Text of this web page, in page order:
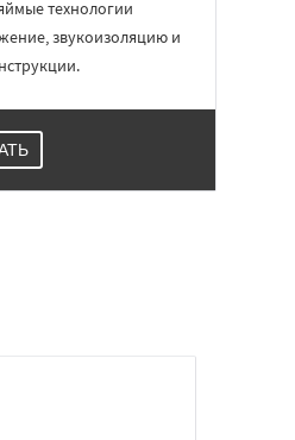
технологии
звукоизоляцию и